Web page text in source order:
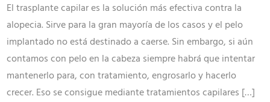
El trasplante capilar es la solución más efectiva contra la
alopecia. Sirve para la gran mayoría de los casos y el pelo
implantado no está destinado a caerse. Sin embargo, si aún
contamos con pelo en la cabeza siempre habrá que intentar
mantenerlo para, con tratamiento, engrosarlo y hacerlo
crecer. Eso se consigue mediante tratamientos capilares […]